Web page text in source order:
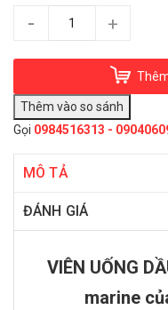
- +
Gọi 0984516313 -
MÔ TẢ
ĐÁNH GIÁ
VIÊN UỐNG
marine